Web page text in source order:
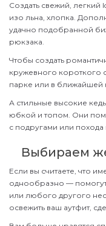
Создать свежий, легкий
изо льна, хлопка.
удачно подобранной
рюкзака.
Чтобы создать
кружевного короткого
парке или в ближайшей
А стильные высокие
юбкой и топом. Они
с подругами или похода
Выбираем
Если вы считаете, что
однообразно —
или любого другого
освежить ваш аутфит,